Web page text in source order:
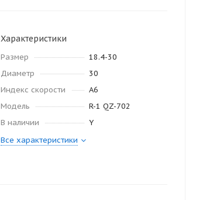
Характеристики
Размер
18.4-30
Диаметр
30
Индекс скорости
A6
Модель
R-1 QZ-702
В наличии
Y
Все характеристики